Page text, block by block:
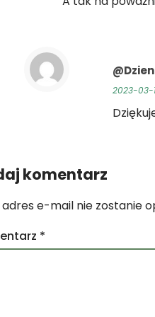
2023-03-
komentarz
adres e-mail nie zostanie
*